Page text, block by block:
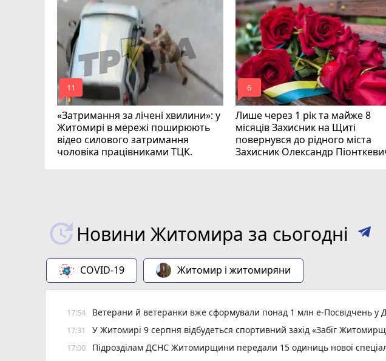
«Затримання за лічені хвилини»: у
Житомирі в мережі поширюють
відео силового затримання
чоловіка працівниками ТЦК.
mode_comment
11
Лише через 1 рік та майже 8
місяців Захисник на Щиті
повернувся до рідного міста
Захисник Олександр
mode_comment
6
Новини Житомира за сьогодні
COVID-19 Житомир і житомиряни
17:54 Ветерани й ветеранки вже сформували понад 1 млн е-Посвідчень у
17:31 У Житомирі 9 серпня відбудеться спортивний захід «Забіг
17:00 Підрозділам ДСНС Житомирщини передали 15 одиниць нової